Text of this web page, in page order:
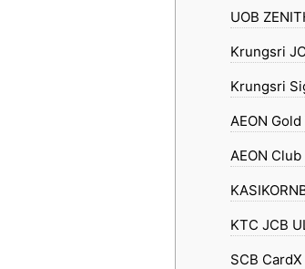
UOB
Krungsri
Krungsri
AEON
AEON
KTC JCB
SCB